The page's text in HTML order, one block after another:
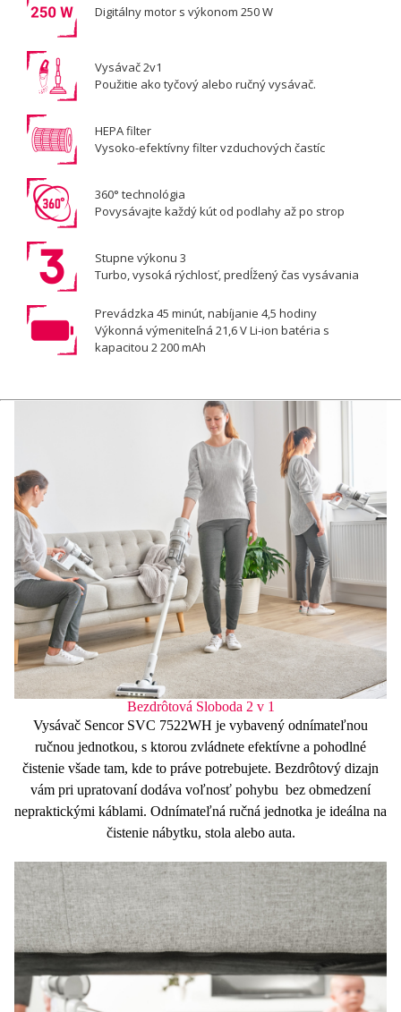
Digitálny motor s výkonom 250 W
Vysávač 2v1
Použitie ako tyčový alebo ručný vysávač.
HEPA filter
Vysoko-efektívny filter vzduchových častíc
360° technológia
Povysávajte každý kút od podlahy až po strop
Stupne výkonu 3
Turbo, vysoká rýchlosť, predĺžený čas vysávania
Prevádzka 45 minút, nabíjanie 4,5 hodiny
Výkonná výmeniteľná 21,6 V Li-ion batéria s
kapacitou 2 200 mAh
Bezdrôtová Sloboda 2 v 1
Vysávač Sencor SVC 7522WH je vybavený odnímateľnou
ručnou jednotkou, s ktorou zvládnete efektívne a pohodlné
čistenie všade tam, kde to práve potrebujete. Bezdrôtový dizajn
vám pri upratovaní dodáva voľnosť pohybu bez obmedzení
nepraktickými káblami. Odnímateľná ručná jednotka je ideálna na
čistenie nábytku, stola alebo auta.